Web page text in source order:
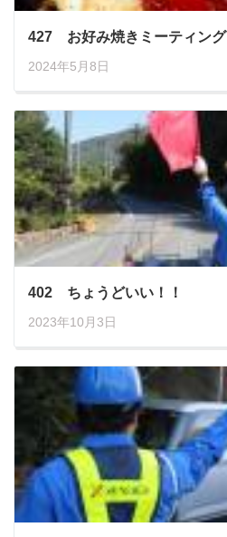
427 お好み焼きミーティング
2024年5月8日
402 ちょうどいい！！
2023年10月3日